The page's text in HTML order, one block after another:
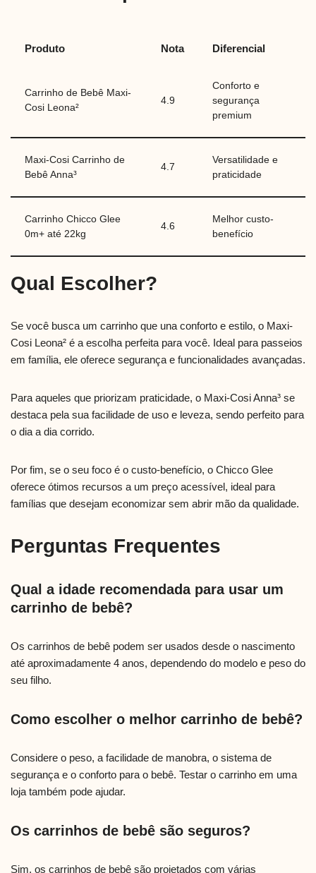
Produto Nota Diferencial
Carrinho de Bebê Maxi-
Cosi Leona²
4.9
Conforto e
segurança
premium
Maxi-Cosi Carrinho de
Bebê Anna³
4.7
Versatilidade e
praticidade
Carrinho Chicco Glee
0m+ até 22kg
4.6
Melhor custo-
benefício
Qual Escolher?
Se você busca um carrinho que una conforto e estilo, o Maxi-
Cosi Leona² é a escolha perfeita para você. Ideal para passeios
em família, ele oferece segurança e funcionalidades avançadas.
Para aqueles que priorizam praticidade, o Maxi-Cosi Anna³ se
destaca pela sua facilidade de uso e leveza, sendo perfeito para
o dia a dia corrido.
Por fim, se o seu foco é o custo-benefício, o Chicco Glee
oferece ótimos recursos a um preço acessível, ideal para
famílias que desejam economizar sem abrir mão da qualidade.
Perguntas Frequentes
Qual a idade recomendada para usar um
carrinho de bebê?
Os carrinhos de bebê podem ser usados desde o nascimento
até aproximadamente 4 anos, dependendo do modelo e peso do
seu filho.
Como escolher o melhor carrinho de bebê?
Considere o peso, a facilidade de manobra, o sistema de
segurança e o conforto para o bebê. Testar o carrinho em uma
loja também pode ajudar.
Os carrinhos de bebê são seguros?
Sim, os carrinhos de bebê são projetados com várias